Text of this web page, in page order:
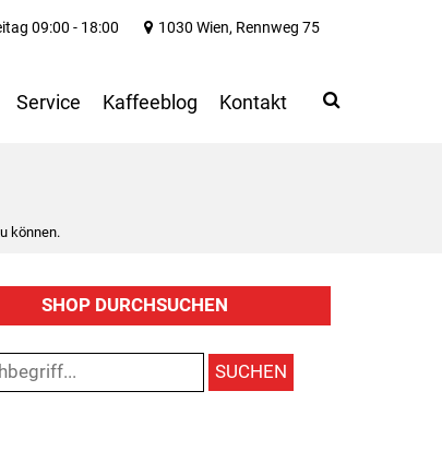
können.
09:00 - 18:00 1030 Wien, Rennweg 75
Service Kaffeeblog Kontakt Search
SHOP DURCHSUCHEN
SUCHEN